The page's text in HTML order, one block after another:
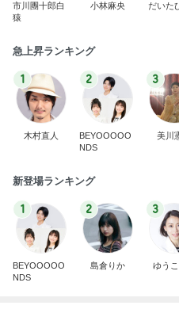
市川團十郎白
猿
小林麻央 だいた
急上昇ランキング
1
木村直人
2
BEYOOOOO
NDS
3
美川
新登場ランキング
1
BEYOOOOO
NDS
2
島倉りか
3
ゆう